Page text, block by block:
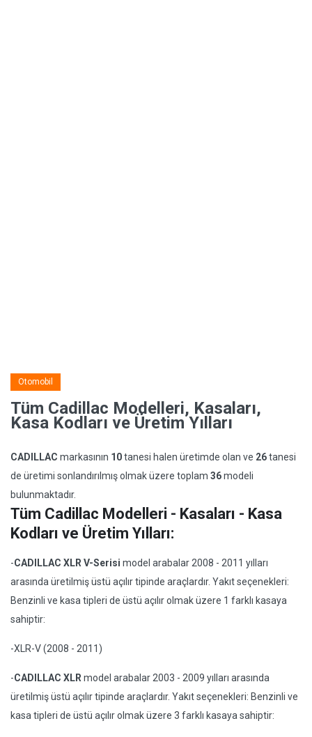
Otomobil
Tüm Cadillac Modelleri, Kasaları,
Kasa Kodları ve Üretim Yılları
CADILLAC markasının 10tanesi halen üretimde olan ve 26tanesi
de üretimi sonlandırılmış olmak üzere toplam 36modeli
bulunmaktadır.
Tüm Cadillac Modelleri - Kasaları - Kasa
Kodları ve Üretim Yılları:
-CADILLAC XLR V-Serisi model arabalar 2008 - 2011 yılları
arasında üretilmiş üstü açılır tipinde araçlardır. Yakıt seçenekleri:
Benzinli ve kasa tipleri de üstü açılır olmak üzere 1 farklı kasaya
sahiptir:
-XLR-V (2008 - 2011)
-CADILLAC XLR model arabalar 2003 - 2009 yılları arasında
üretilmiş üstü açılır tipinde araçlardır. Yakıt seçenekleri: Benzinli ve
kasa tipleri de üstü açılır olmak üzere 3 farklı kasaya sahiptir: